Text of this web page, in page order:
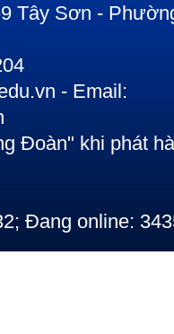
Tây Sơn -
- Email:
Đoàn" khi phát
Đang online: